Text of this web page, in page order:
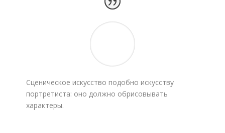
Сценическое искусство подобно искусству
портретиста: оно должно обрисовывать
характеры.